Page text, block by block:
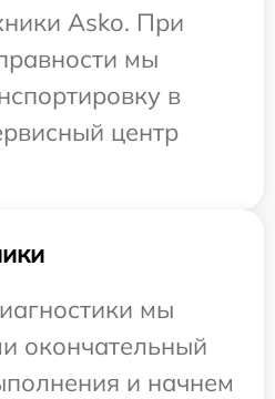
Asko. При
мы
в
центр
мы
окончательный
и начнем